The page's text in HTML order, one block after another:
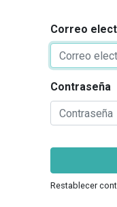
Correo
Contraseña
Restablecer